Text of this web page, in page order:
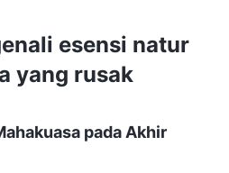
esensi natur
yang rusak
pada Akhir